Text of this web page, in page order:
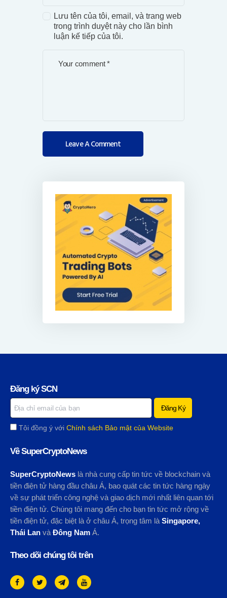
Lưu tên của tôi, email, và trang web
trong trình duyệt này cho lần bình
luận kế tiếp của tôi.
Đăng ký SCN
Tôi đồng ý với Chính sách Bảo mật của Website
Về SuperCryptoNews
SuperCryptoNews là nhà cung cấp tin tức về blockchain và
tiền điện tử hàng đầu châu Á, bao quát các tin tức hàng ngày
về sự phát triển công nghệ và giao dịch mới nhất liên quan tới
tiền điện tử. Chúng tôi mang đến cho bạn tin tức mở rộng về
tiền điện tử, đặc biệt là ở châu Á, trọng tâm là Singapore,
Thái Lan và Đông Nam Á.
Theo dõi chúng tôi trên